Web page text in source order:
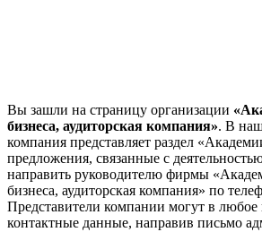
Вы зашли на страницу организации
бизнеса, аудиторская компания». В
компания представляет раздел
предложения, связанные с
направить руководителю фирмы
бизнеса, аудиторская компания» по
Представители компании могут в любое
контактные данные, направив письмо